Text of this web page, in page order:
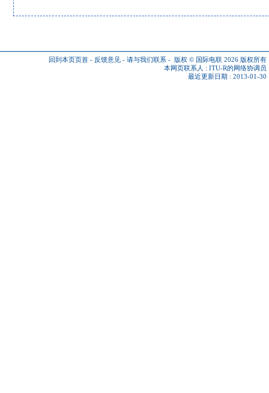
回到本页页首 - 反馈意见 - 请与我们联系 - 版权 © 国际电联 2026 版权所有
本网页联系人 : ITU-R的网络协调员
最近更新日期 : 2013-01-30